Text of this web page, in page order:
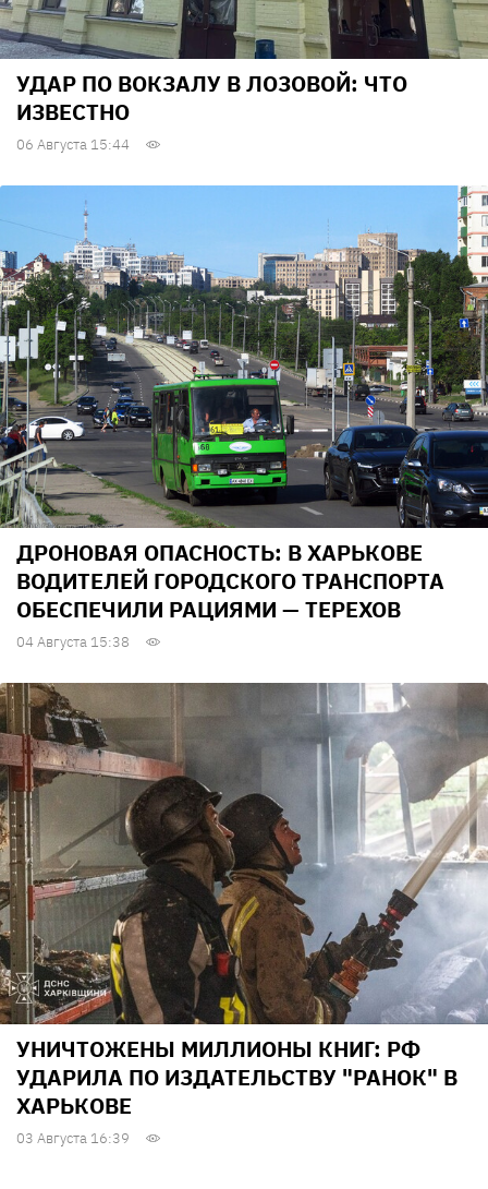
УДАР ПО ВОКЗАЛУ В ЛОЗОВОЙ: ЧТО
ИЗВЕСТНО
06 Августа 15:44
ДРОНОВАЯ ОПАСНОСТЬ: В ХАРЬКОВЕ
ВОДИТЕЛЕЙ ГОРОДСКОГО ТРАНСПОРТА
ОБЕСПЕЧИЛИ РАЦИЯМИ — ТЕРЕХОВ
04 Августа 15:38
УНИЧТОЖЕНЫ МИЛЛИОНЫ КНИГ: РФ
УДАРИЛА ПО ИЗДАТЕЛЬСТВУ "РАНОК" В
ХАРЬКОВЕ
03 Августа 16:39